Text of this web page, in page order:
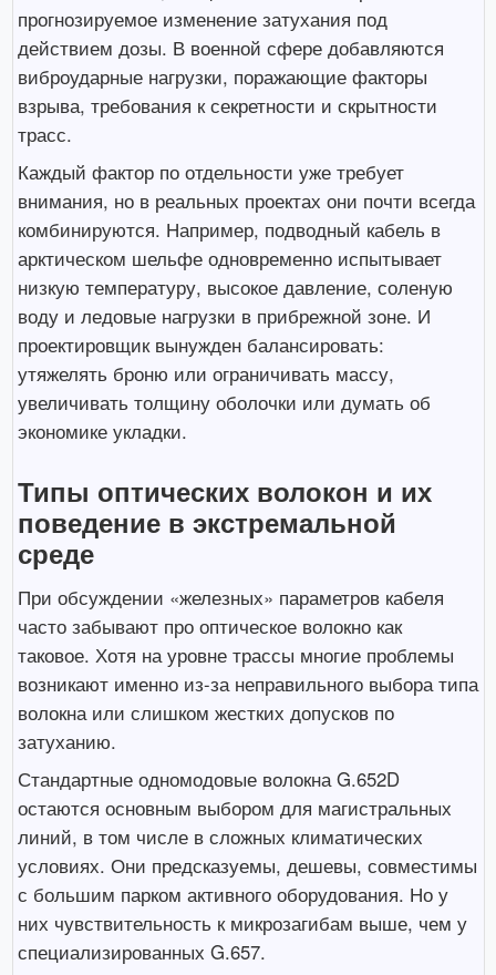
прогнозируемое изменение затухания под
действием дозы. В военной сфере добавляются
виброударные нагрузки, поражающие факторы
взрыва, требования к секретности и скрытности
трасс.
Каждый фактор по отдельности уже требует
внимания, но в реальных проектах они почти всегда
комбинируются. Например, подводный кабель в
арктическом шельфе одновременно испытывает
низкую температуру, высокое давление, соленую
воду и ледовые нагрузки в прибрежной зоне. И
проектировщик вынужден балансировать:
утяжелять броню или ограничивать массу,
увеличивать толщину оболочки или думать об
экономике укладки.
Типы оптических волокон и их
поведение в экстремальной
среде
При обсуждении «железных» параметров кабеля
часто забывают про оптическое волокно как
таковое. Хотя на уровне трассы многие проблемы
возникают именно из-за неправильного выбора типа
волокна или слишком жестких допусков по
затуханию.
Стандартные одномодовые волокна G.652D
остаются основным выбором для магистральных
линий, в том числе в сложных климатических
условиях. Они предсказуемы, дешевы, совместимы
с большим парком активного оборудования. Но у
них чувствительность к микрозагибам выше, чем у
специализированных G.657.